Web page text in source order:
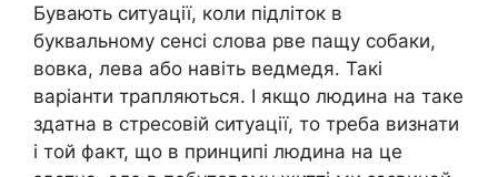
Бувають ситуації, коли підліток в
буквальному сенсі слова рве пащу собаки,
вовка, лева або навіть ведмедя. Такі
варіанти трапляються. І якщо людина на таке
здатна в стресовій ситуації, то треба визнати
і той факт, що в принципі людина на це